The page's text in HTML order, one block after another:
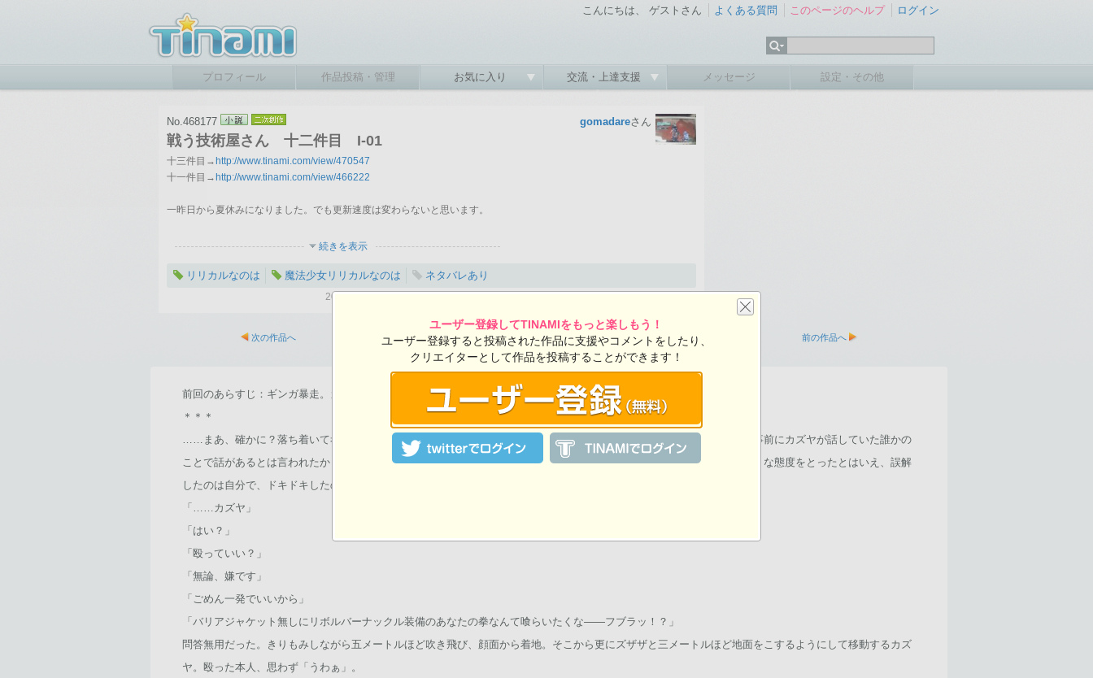
こんにちは、 ゲストさん よくある質問 このページのヘルプ ログイン
プロフィール 作品投稿・管理 お気に入り 交流・上達支援 メッセージ 設定・その他
No.468177
戦う技術屋さん 十二件目 I-01
gomadareさん
十三件目→ http://www.tinami.com/view/470547
十一件目→ http://www.tinami.com/view/466222
一昨日から夏休みになりました。でも更新速度は変わらないと思います。
続きを表示
リリカルなのは 魔法少女リリカルなのは ネタバレあり
2012-08-10 15:43:20 投稿 ／ 全1ページ 総閲覧数：2405 閲覧ユーザー数：2226
次の作品へ gomadareさんの投稿作品一覧 前の作品へ
前回のあらすじ：ギンガ暴走。カズヤからアクセサリーケースを受け取り、それを開けたら滅茶苦茶口の悪い指輪がいた。
＊＊＊
……まあ、確かに？落ち着いて考えてみればカズヤが私に一足跳びにプロポーズするとか考えられないし？そういえば、事前にカズヤが話していた誰かの
ことで話があるとは言われたから？それ＝プロポーズとか普通ありえないし？うん、わかってる。カズヤが誤解させるような態度をとったとはいえ、誤解
したのは自分で、ドキドキしたのも自分で、色々暴走したのも自分で、最終的に受け取ったのも自分だ。
「……カズヤ」
「はい？」
「殴っていい？」
「無論、嫌です」
「ごめん一発でいいから」
「バリアジャケット無しにリボルバーナックル装備のあなたの拳なんて喰らいたくな――フブラッ！？」
問答無用だった。きりもみしながら五メートルほど吹き飛び、顔面から着地。そこから更にズザザと三メートルほど地面をこするようにして移動するカズ
ヤ。殴った本人、思わず「うわぁ」。
ユーザー登録してTINAMIをもっと楽しもう！
ユーザー登録すると投稿された作品に支援やコメントをしたり、
クリエイターとして作品を投稿することができます！